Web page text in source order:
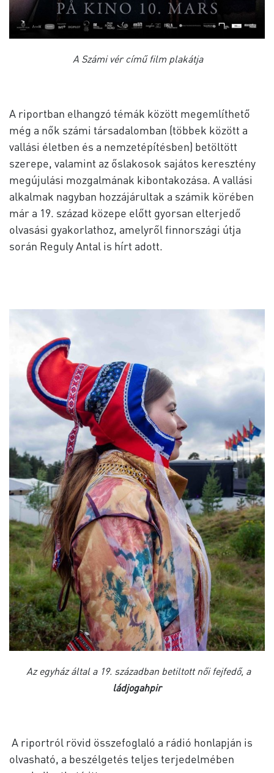
A Számi vér című film plakátja
A riportban elhangzó témák között megemlíthető
még a nők számi társadalomban (többek között a
vallási életben és a nemzetépítésben) betöltött
szerepe, valamint az őslakosok sajátos keresztény
megújulási mozgalmának kibontakozása. A vallási
alkalmak nagyban hozzájárultak a számik körében
már a 19. század közepe előtt gyorsan elterjedő
olvasási gyakorlathoz, amelyről finnországi útja
során Reguly Antal is hírt adott.
Az egyház által a 19. században betiltott női fejfedő, a
ládjogahpir
A riportról rövid összefoglaló a rádió honlapján is
olvasható, a beszélgetés teljes terjedelmében